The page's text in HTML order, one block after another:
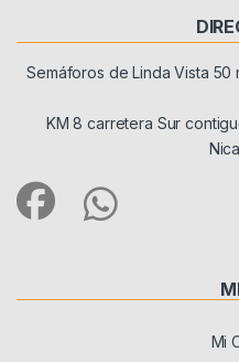
Semáforos de Linda Vista 50
KM 8 carretera Sur
Mi